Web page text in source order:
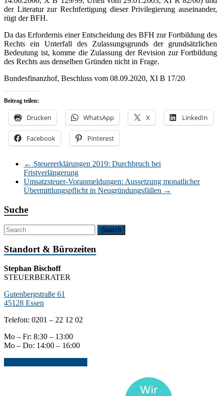
der Literatur zur Rechtfertigung dieser Privilegierung auseinander,
rügt der BFH.
Da das Erfordernis einer Entscheidung des BFH zur Fortbildung des
Rechts ein Unterfall des Zulassungsgrunds der grundsätzlichen
Bedeutung ist, komme die Zulassung der Revision zur Fortbildung
des Rechts aus denselben Gründen nicht in Frage.
Bundesfinanzhof, Beschluss vom 08.09.2020, XI B 17/20
Beitrag teilen:
Drucken WhatsApp X LinkedIn
Facebook Pinterest
← Steuererklärungen 2019: Durchbruch bei
Fristverlängerung
Umsatzsteuer-Voranmeldungen: Aussetzung monatlicher
Übermittlungspflicht in Neugründungsfällen →
Suche
Standort & Bürozeiten
Stephan Bischoff
STEUERBERATER
Gutenbergstraße 61
45128 Essen
Telefon: 0201 – 22 12 02
Mo – Fr: 8:30 – 13:00
Mo – Do: 14:00 – 16:00